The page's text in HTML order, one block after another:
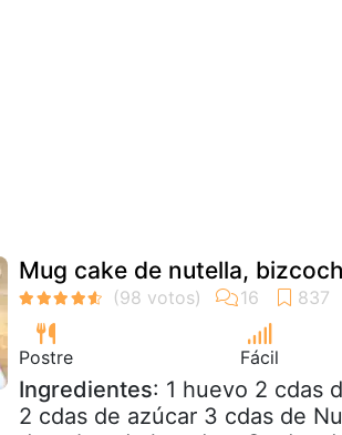
Mug cake de nutella,
Postre Fácil
Ingredientes: 1 huevo 2 cdas
2 cdas de azúcar 3 cdas de